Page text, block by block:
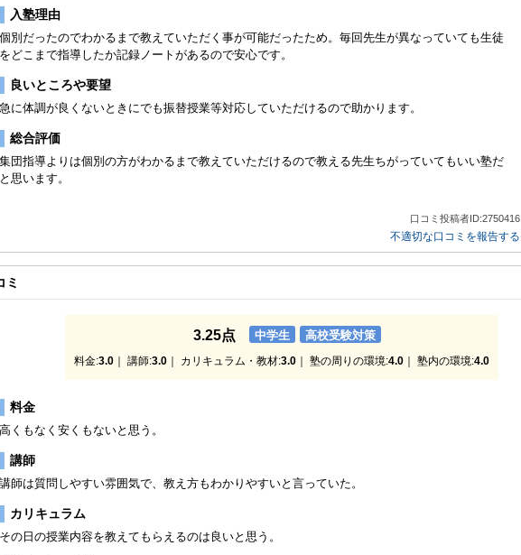
入塾理由
個別だったのでわかるまで教えていただく事が可能だったため。毎回先生が異なっていても生徒
をどこまで指導したか記録ノートがあるので安心です。
良いところや要望
急に体調が良くないときにでも振替授業等対応していただけるので助かります。
総合評価
集団指導よりは個別の方がわかるまで教えていただけるので教える先生ちがっていてもいい塾だ
と思います。
口コミ投稿者ID:2750416
不適切な口コミを報告する
ミ
3.25点 中学生 高校受験対策
料金:3.0 ｜ 講師:3.0 ｜ カリキュラム・教材:3.0 ｜ 塾の周りの環境:4.0 ｜ 塾内の環境:4.0
料金
高くもなく安くもないと思う。
講師
講師は質問しやすい雰囲気で、教え方もわかりやすいと言っていた。
カリキュラム
その日の授業内容を教えてもらえるのは良いと思う。